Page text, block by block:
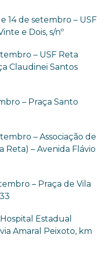
14 de setembro – USF
e Dois, s/nº
– USF Reta
Claudinei Santos
– Praça Santo
– Associação de
Reta) – Avenida Flávio
– Praça de Vila
Estadual
Amaral Peixoto, km